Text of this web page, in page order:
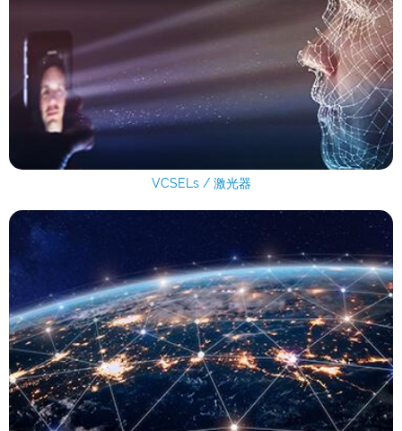
VCSELs / 激光器
VCSELs / 激光器
射频器件